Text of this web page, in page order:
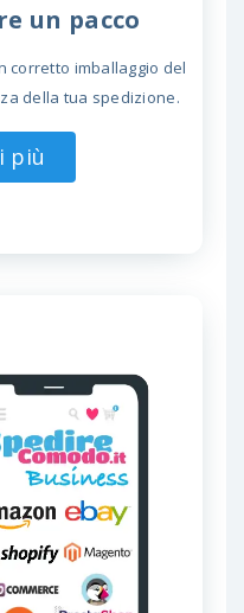
un pacco
corretto imballaggio del
della tua spedizione.
più